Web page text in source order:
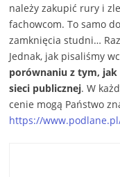
należy zakupić rury i
fachowcom. To samo
zamknięcia studni…
Jednak, jak pisaliśmy
porównaniu z tym, jak
sieci publicznej. W
cenie mogą Państwo
https://